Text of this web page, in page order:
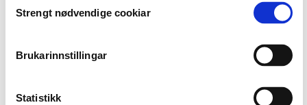
Selection
Strengt nødvendige cookiar
Brukarinnstillingar
Statistikk
forskningsarbeid